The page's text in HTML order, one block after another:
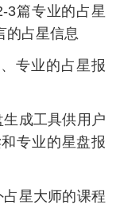
3篇专业的占星
的占星信息
专业的占星报
成工具供用户
专业的星盘报
星大师的课程